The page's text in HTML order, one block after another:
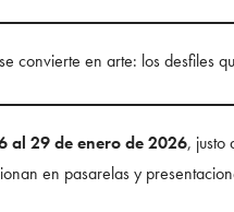
convierte en arte: los desfiles
al 29 de enero de 2026, justo
en pasarelas y